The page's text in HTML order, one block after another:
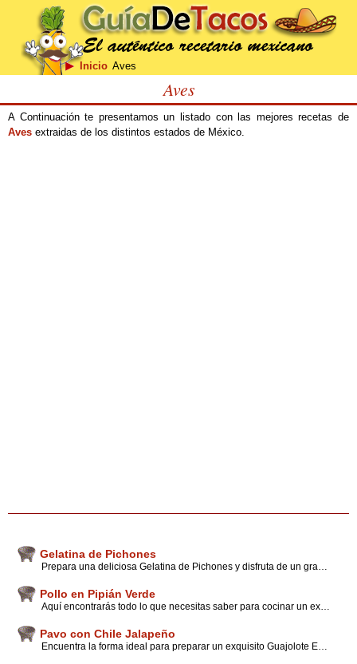
Inicio Aves
Aves
A Continuación te presentamos un listado con las mejores recetas de
Aves extraidas de los distintos estados de México.
Gelatina de Pichones
Pollo en Pipián Verde
Pavo con Chile Jalapeño